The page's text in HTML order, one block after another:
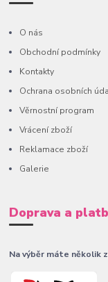
O nás
Obchodní podmínky
Kontakty
Ochrana osobních
Věrnostní program
Vrácení zboží
Reklamace zboží
Galerie
Doprava a
Na výběr máte několik